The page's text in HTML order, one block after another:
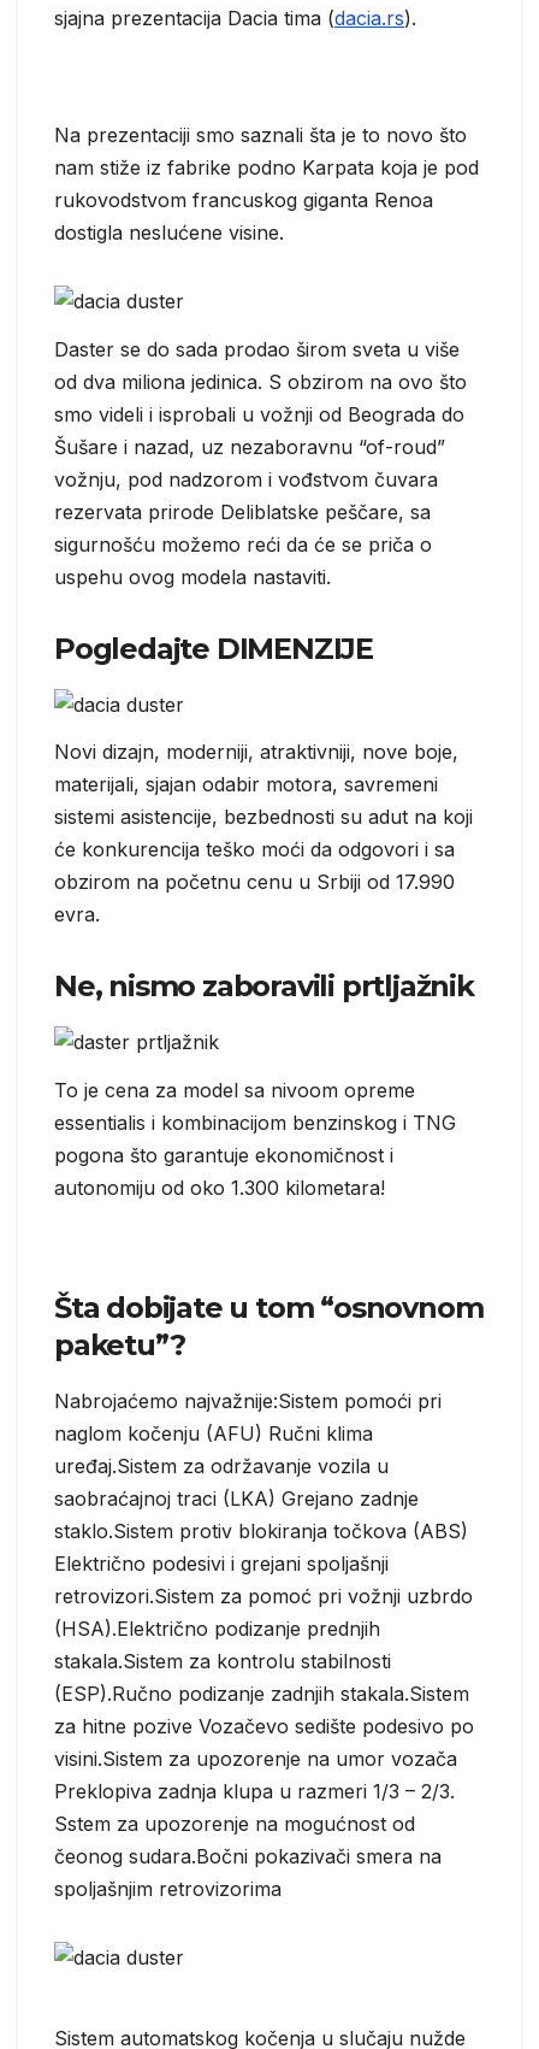
sjajna prezentacija Dacia tima (dacia.rs).
Na prezentaciji smo saznali šta je to novo što
nam stiže iz fabrike podno Karpata koja je pod
rukovodstvom francuskog giganta Renoa
dostigla neslućene visine.
Daster se do sada prodao širom sveta u više
od dva miliona jedinica. S obzirom na ovo što
smo videli i isprobali u vožnji od Beograda do
Šušare i nazad, uz nezaboravnu “of-roud”
vožnju, pod nadzorom i vođstvom čuvara
rezervata prirode Deliblatske peščare, sa
sigurnošću možemo reći da će se priča o
uspehu ovog modela nastaviti.
Pogledajte DIMENZIJE
Novi dizajn, moderniji, atraktivniji, nove boje,
materijali, sjajan odabir motora, savremeni
sistemi asistencije, bezbednosti su adut na koji
će konkurencija teško moći da odgovori i sa
obzirom na početnu cenu u Srbiji od 17.990
evra.
Ne, nismo zaboravili prtljažnik
To je cena za model sa nivoom opreme
essentialis i kombinacijom benzinskog i TNG
pogona što garantuje ekonomičnost i
autonomiju od oko 1.300 kilometara!
Šta dobijate u tom “osnovnom
paketu”?
Nabrojaćemo najvažnije:Sistem pomoći pri
naglom kočenju (AFU) Ručni klima
uređaj.Sistem za održavanje vozila u
saobraćajnoj traci (LKA) Grejano zadnje
staklo.Sistem protiv blokiranja točkova (ABS)
Električno podesivi i grejani spoljašnji
retrovizori.Sistem za pomoć pri vožnji uzbrdo
(HSA).Električno podizanje prednjih
stakala.Sistem za kontrolu stabilnosti
(ESP).Ručno podizanje zadnjih stakala.Sistem
za hitne pozive Vozačevo sedište podesivo po
visini.Sistem za upozorenje na umor vozača
Preklopiva zadnja klupa u razmeri 1/3 – 2/3.
Sstem za upozorenje na mogućnost od
čeonog sudara.Bočni pokazivači smera na
spoljašnjim retrovizorima
Sistem automatskog kočenja u slučaju nužde